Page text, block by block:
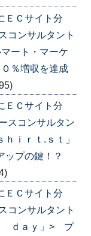
ＥＣサイト分
コンサルタント
ート・マーケ
％増収を達成
ＥＣサイト分
コンサルタン
ｉｒｔ.ｓｔ」
ップの鍵！？
ＥＣサイト分
コンサルタント
ｄａｙ」> プ